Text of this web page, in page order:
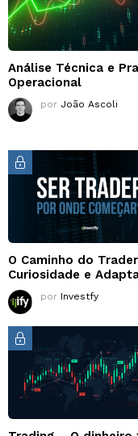
Análise Técnica e
Operacional
por João Ascoli
O Caminho do
Curiosidade e
por Investfy